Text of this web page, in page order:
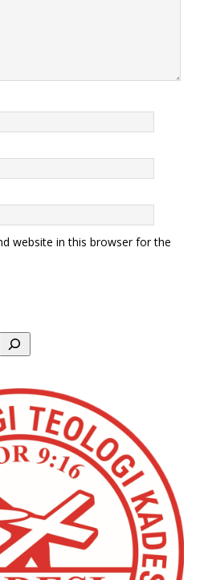
website in this browser for the